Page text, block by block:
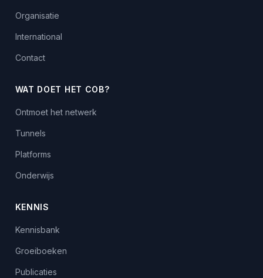
Organisatie
International
Contact
WAT DOET HET COB?
Ontmoet het netwerk
Tunnels
Platforms
Onderwijs
KENNIS
Kennisbank
Groeiboeken
Publicaties